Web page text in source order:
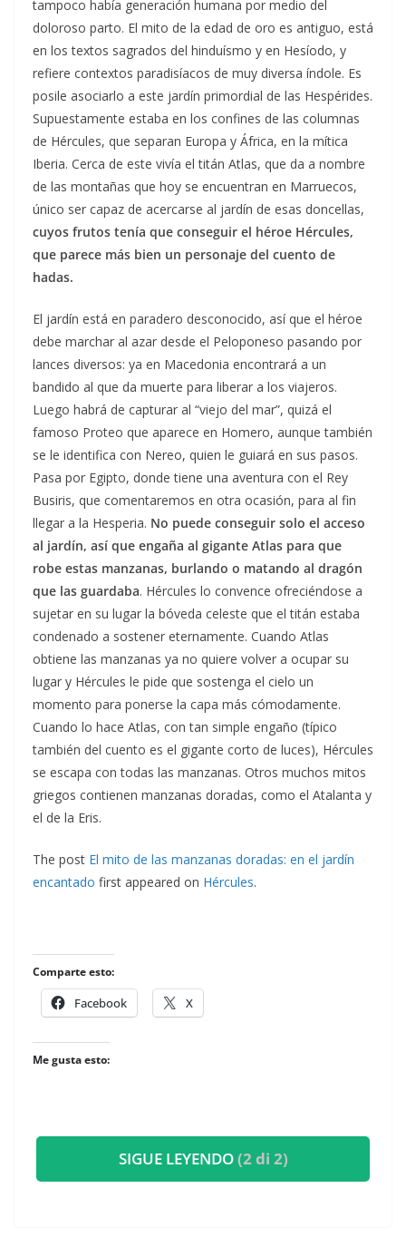
tampoco había generación humana por medio del
doloroso parto. El mito de la edad de oro es antiguo, está
en los textos sagrados del hinduísmo y en Hesíodo, y
refiere contextos paradisíacos de muy diversa índole. Es
posile asociarlo a este jardín primordial de las Hespérides.
Supuestamente estaba en los confines de las columnas
de Hércules, que separan Europa y África, en la mítica
Iberia. Cerca de este vivía el titán Atlas, que da a nombre
de las montañas que hoy se encuentran en Marruecos,
único ser capaz de acercarse al jardín de esas doncellas,
cuyos frutos tenía que conseguir el héroe Hércules,
que parece más bien un personaje del cuento de
hadas.
El jardín está en paradero desconocido, así que el héroe
debe marchar al azar desde el Peloponeso pasando por
lances diversos: ya en Macedonia encontrará a un
bandido al que da muerte para liberar a los viajeros.
Luego habrá de capturar al “viejo del mar”, quizá el
famoso Proteo que aparece en Homero, aunque también
se le identifica con Nereo, quien le guiará en sus pasos.
Pasa por Egipto, donde tiene una aventura con el Rey
Busiris, que comentaremos en otra ocasión, para al fin
llegar a la Hesperia. No puede conseguir solo el acceso
al jardín, así que engaña al gigante Atlas para que
robe estas manzanas, burlando o matando al dragón
que las guardaba. Hércules lo convence ofreciéndose a
sujetar en su lugar la bóveda celeste que el titán estaba
condenado a sostener eternamente. Cuando Atlas
obtiene las manzanas ya no quiere volver a ocupar su
lugar y Hércules le pide que sostenga el cielo un
momento para ponerse la capa más cómodamente.
Cuando lo hace Atlas, con tan simple engaño (típico
también del cuento es el gigante corto de luces), Hércules
se escapa con todas las manzanas. Otros muchos mitos
griegos contienen manzanas doradas, como el Atalanta y
el de la Eris.
The post El mito de las manzanas doradas: en el jardín
encantado first appeared on Hércules.
Comparte esto:
Facebook X
Me gusta esto:
SIGUE LEYENDO(2 di 2)